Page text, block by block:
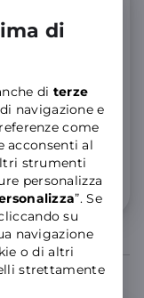
di
di terze
navigazione e
come
acconsenti al
strumenti
personalizza
”. Se
su
navigazione
o di altri
strettamente
%
. Totale dovuto